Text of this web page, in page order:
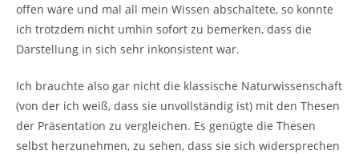
offen wäre und mal all mein Wissen abschaltete, so konnte
ich trotzdem nicht umhin sofort zu bemerken, dass die
Darstellung in sich sehr inkonsistent war.
Ich brauchte also gar nicht die klassische Naturwissenschaft
(von der ich weiß, dass sie unvollständig ist) mit den Thesen
der Präsentation zu vergleichen. Es genügte die Thesen
selbst herzunehmen, zu sehen, dass sie sich widersprechen